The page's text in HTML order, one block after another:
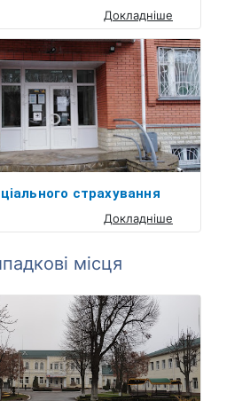
Докладніше
страхування
Докладніше
місця